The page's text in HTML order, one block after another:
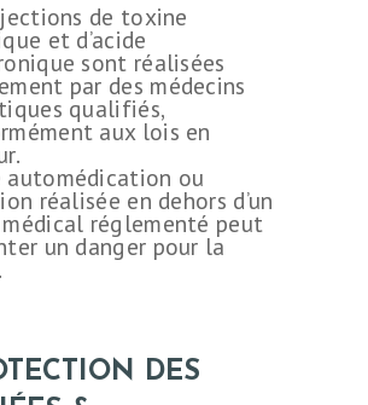
de toxine
et d’acide
sont réalisées
par des médecins
qualifiés,
aux lois en
automédication ou
réalisée en dehors d’un
médical réglementé peut
un danger pour la
DES